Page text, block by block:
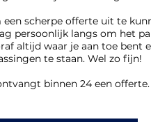
een scherpe offerte uit te
persoonlijk langs om het
altijd waar je aan toe bent
te staan. Wel zo fijn!
binnen 24 een offerte.